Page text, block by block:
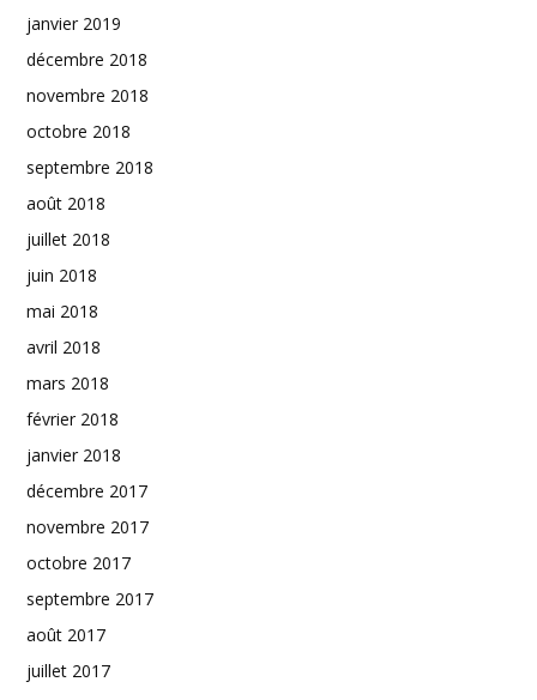
janvier 2019
décembre 2018
novembre 2018
octobre 2018
septembre 2018
août 2018
juillet 2018
juin 2018
mai 2018
avril 2018
mars 2018
février 2018
janvier 2018
décembre 2017
novembre 2017
octobre 2017
septembre 2017
août 2017
juillet 2017